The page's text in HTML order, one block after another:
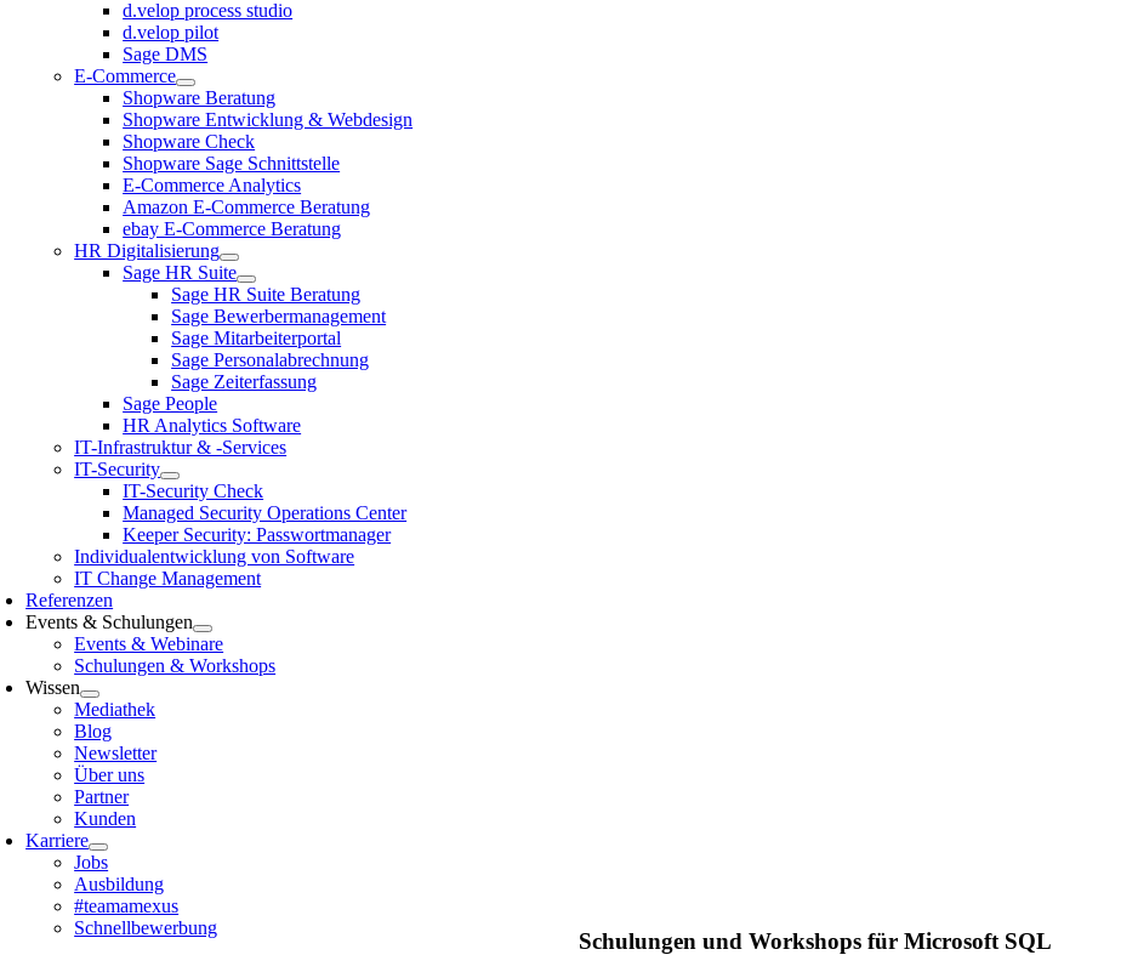
d.velop process studio
d.velop pilot
Sage DMS
E-Commerce
Shopware Beratung
Shopware Entwicklung & Webdesign
Shopware Check
Shopware Sage Schnittstelle
E-Commerce Analytics
Amazon E-Commerce Beratung
ebay E-Commerce Beratung
HR Digitalisierung
Sage HR Suite
Sage HR Suite Beratung
Sage Bewerbermanagement
Sage Mitarbeiterportal
Sage Personalabrechnung
Sage Zeiterfassung
Sage People
HR Analytics Software
IT-Infrastruktur & -Services
IT-Security
IT-Security Check
Managed Security Operations Center
Keeper Security: Passwortmanager
Individualentwicklung von Software
IT Change Management
Referenzen
Events & Schulungen
Events & Webinare
Schulungen & Workshops
Wissen
Mediathek
Blog
Newsletter
Über uns
Partner
Kunden
Karriere
Jobs
Ausbildung
#teamamexus
Schnellbewerbung
Schulungen und Workshops für Microsoft SQL